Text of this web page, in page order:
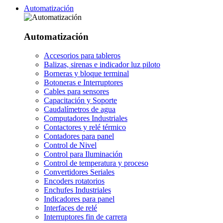
Automatización
Automatización
Accesorios para tableros
Balizas, sirenas e indicador luz piloto
Borneras y bloque terminal
Botoneras e Interruptores
Cables para sensores
Capacitación y Soporte
Caudalímetros de agua
Computadores Industriales
Contactores y relé térmico
Contadores para panel
Control de Nivel
Control para Iluminación
Control de temperatura y proceso
Convertidores Seriales
Encoders rotatorios
Enchufes Industriales
Indicadores para panel
Interfaces de relé
Interruptores fin de carrera